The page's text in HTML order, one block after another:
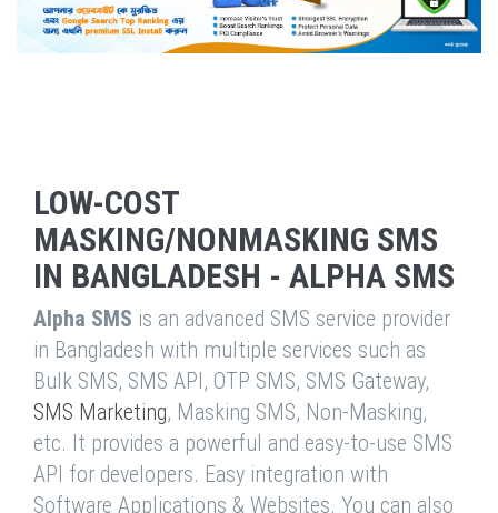
LOW-COST
MASKING/NONMASKING SMS
IN BANGLADESH - ALPHA SMS
Alpha SMS is an advanced SMS service provider
in Bangladesh with multiple services such as
Bulk SMS, SMS API, OTP SMS, SMS Gateway,
SMS Marketing, Masking SMS, Non-Masking,
etc. It provides a powerful and easy-to-use SMS
API for developers. Easy integration with
Software Applications & Websites. You can also